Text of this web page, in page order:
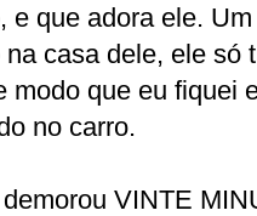
e que adora ele.
na casa dele, ele só
modo que eu fiquei
no carro.
VINTE